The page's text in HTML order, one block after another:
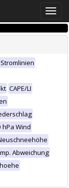
Toggle
CAPE/LI
hPa Wind
Abweichung